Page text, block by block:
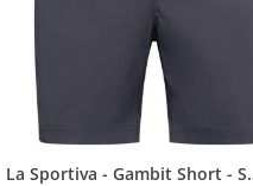
La Sportiva